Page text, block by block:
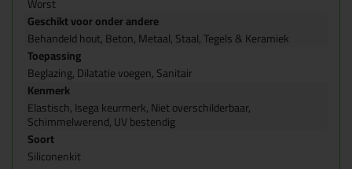
Geschikt voor onder andere
Behandeld hout, Beton, Metaal, Staal, Tegels & Keramiek
Toepassing
Beglazing, Dilatatie voegen, Sanitair
Kenmerk
Elastisch, Isega keurmerk, Niet overschilderbaar,
Schimmelwerend, UV bestendig
Soort
Siliconenkit